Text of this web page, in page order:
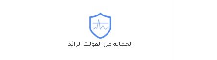
الحماية من الفولت الزائد